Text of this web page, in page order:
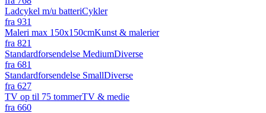
Ladcykel m/u batteriCykler
fra 931
Maleri max 150x150cmKunst & malerier
fra 821
Standardforsendelse MediumDiverse
fra 681
Standardforsendelse SmallDiverse
fra 627
TV op til 75 tommerTV & medie
fra 660